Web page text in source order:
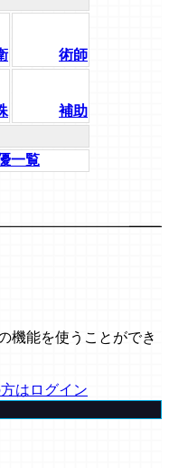
術師
補助
一覧
機能を使うことができ
はログイン